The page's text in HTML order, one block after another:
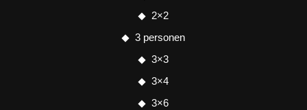
2×2
3 personen
3×3
3×4
3×6